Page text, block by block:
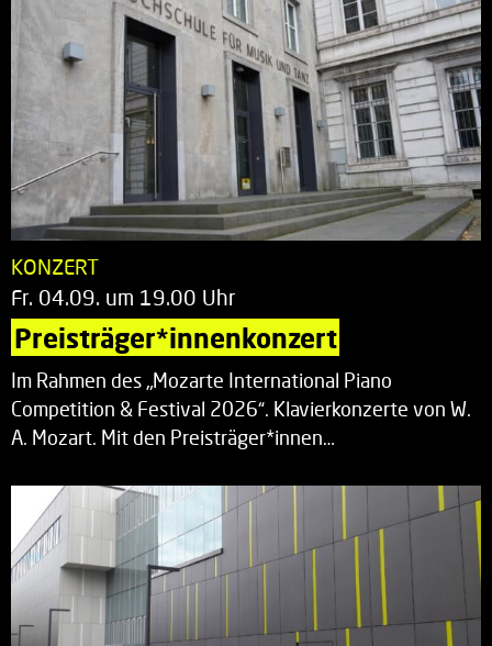
KONZERT
Fr. 04.09. um 19.00 Uhr
Preisträger*innenkonzert
Im Rahmen des „Mozarte International Piano
Competition & Festival 2026“. Klavierkonzerte von W.
A. Mozart. Mit den Preisträger*innen…